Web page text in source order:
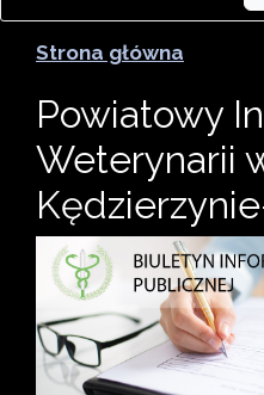
Strona główna
Powiatowy
Weterynarii